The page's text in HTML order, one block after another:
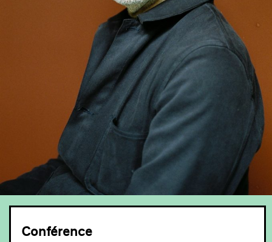
Conférence